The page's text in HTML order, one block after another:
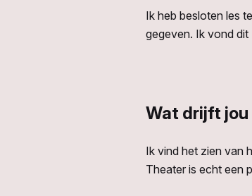
Ik heb besloten les
gegeven. Ik vond
Wat drijft jou
Ik vind het zien van
Theater is echt een